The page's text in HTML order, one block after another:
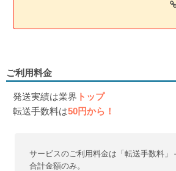
ご利用料金
発送実績は業界 トップ
転送手数料は50円から！
サービスのご利用料金は「転送手数料」
合計金額のみ。